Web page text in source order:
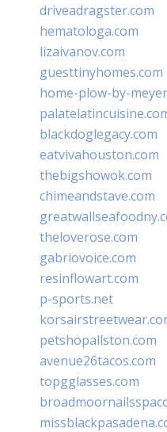
driveadragster.com
hematologa.com
lizaivanov.com
guesttinyhomes.com
home-plow-by-
blackdoglegacy.com
eatvivahouston.com
thebigshowok.com
chimeandstave.com
theloverose.com
gabriovoice.com
resinflowart.com
p-sports.net
petshopallston.com
avenue26tacos.com
topgglasses.com